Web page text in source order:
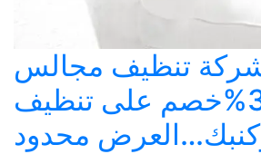
تنظيف مجالس
بالخرج..30%خصم على تنظيف
محدود